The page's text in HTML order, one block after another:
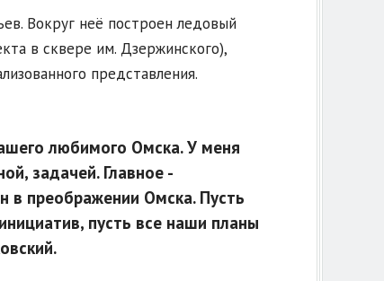
Вокруг неё построен ледовый
в сквере им. Дзержинского),
представления.
любимого Омска. У меня
задачей. Главное -
в преображении Омска. Пусть
пусть все наши планы